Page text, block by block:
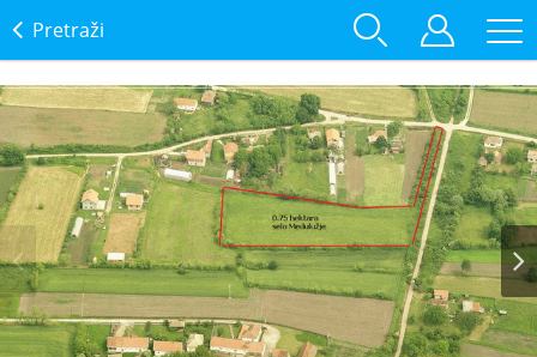
Pretraži
Prev Next